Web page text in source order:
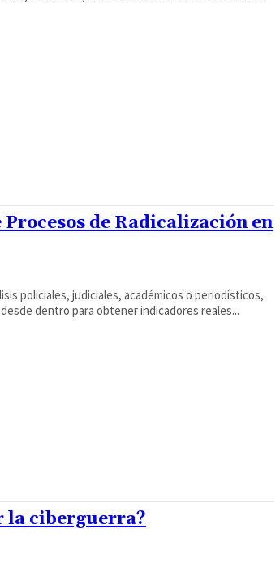
de Radicalización en
policiales, judiciales, académicos o periodísticos,
dentro para obtener indicadores reales...
la ciberguerra?